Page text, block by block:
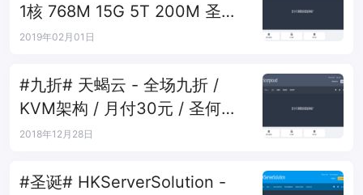
1核 768M 15G 5T 200M 圣何
塞
2019年02月01日
#九折# 天蝎云 - 全场九折 /
KVM架构 / 月付30元 / 圣何塞
+波特兰
2018年12月28日
#圣诞# HKServerSolution -